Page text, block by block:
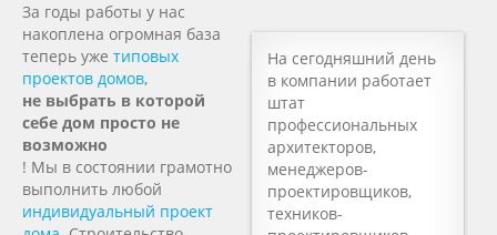
На сегодняшний день
в компании работает
штат
профессиональных
архитекторов,
менеджеров-
проектировщиков,
техников-
За годы работы у нас
накоплена огромная база
теперь уже типовых
проектов домов,
не выбрать в которой
себе дом просто не
возможно
! Мы в состоянии грамотно
выполнить любой
индивидуальный проект